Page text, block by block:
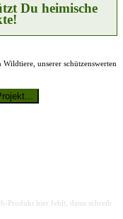
Du heimische
unserer schützenswerten
Produkt hier fehlt, dann schreib